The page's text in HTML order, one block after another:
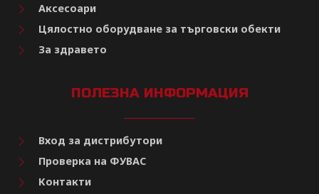
Аксесоари
Цялостно оборудване за търговски обекти
За здравето
ПОЛЕЗНА ИНФОРМАЦИЯ
Вход за дистрибутори
Проверка на ФУВАС
Контакти